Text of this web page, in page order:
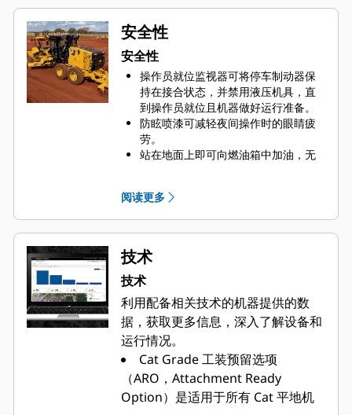
安全性
安全性
操作员就位监视器可将停车制动器保
持在接合状态，并禁用液压机具，直
到操作员就位且机器做好运行准备。
防眩喷漆可减轻夜间操作时的眼睛疲
劳。
站在地面上即可向燃油箱中加油，无
机器时始终保持三点接触。
使用 LED 照明套件，在日落后工作时
可提高夜间能见度。
速度感应转向系统可随着行驶速度的
提高而降低转向灵敏度，从而增强操
作员的信心和控制力。
当转向压力下降时，标准辅助转向系
统的电动液压泵会自动接合，确保操
作员能够安全地将机器停下。
液压锁定装置可禁用所有机具功能，
但仍可提供机器转向控制。这个功能
在公路行驶时特别有用。
制动器位于每个双轮组车轮上，以消
除动力传动系的制动负载。冗余制动
阅读更多
技术
技术
利用配备相关技术的机器提供的数
据，获取更多信息，深入了解设备和
运行情况。
Cat Grade 工装预留选项
（ARO，Attachment Ready
Option）是适用于所有 Cat 平地机